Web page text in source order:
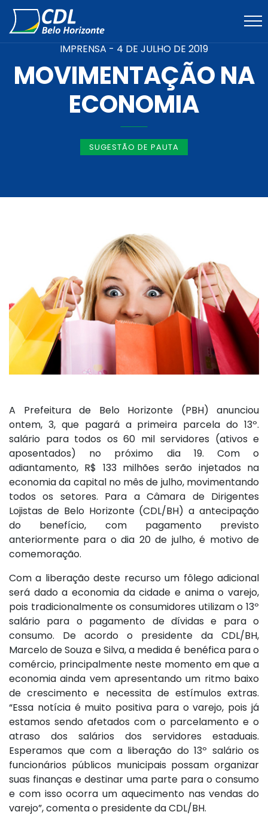
IMPRENSA - 4 DE JULHO DE 2019
MOVIMENTAÇÃO NA
ECONOMIA
SUGESTÃO DE PAUTA
A Prefeitura de Belo Horizonte (PBH) anunciou
ontem, 3, que pagará a primeira parcela do 13º.
salário para todos os 60 mil servidores (ativos e
aposentados) no próximo dia 19. Com o
adiantamento, R$ 133 milhões serão injetados na
economia da capital no mês de julho, movimentando
todos os setores. Para a Câmara de Dirigentes
Lojistas de Belo Horizonte (CDL/BH) a antecipação
do benefício, com pagamento previsto
anteriormente para o dia 20 de julho, é motivo de
comemoração.
Com a liberação deste recurso um fôlego adicional
será dado a economia da cidade e anima o varejo,
pois tradicionalmente os consumidores utilizam o 13º
salário para o pagamento de dívidas e para o
consumo. De acordo o presidente da CDL/BH,
Marcelo de Souza e Silva, a medida é benéfica para o
comércio, principalmente neste momento em que a
economia ainda vem apresentando um ritmo baixo
de crescimento e necessita de estímulos extras.
“Essa notícia é muito positiva para o varejo, pois já
estamos sendo afetados com o parcelamento e o
atraso dos salários dos servidores estaduais.
Esperamos que com a liberação do 13º salário os
funcionários públicos municipais possam organizar
suas finanças e destinar uma parte para o consumo
e com isso ocorra um aquecimento nas vendas do
varejo”, comenta o presidente da CDL/BH.